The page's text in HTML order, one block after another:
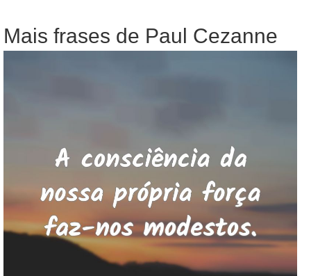
Mais frases de Paul Cezanne